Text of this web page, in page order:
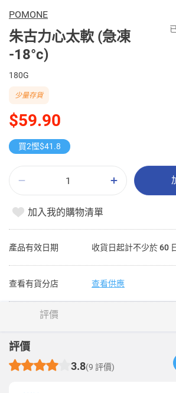
POMONE
朱古力心太軟 (急凍
-18°c)
180G
$59.90
少量存貨
買2慳$41.8
加入我的購物清單
產品有效日期 收貨日起計不少於 60
查看有貨分店 查看供應
評價
評價
3.8(9 評價)